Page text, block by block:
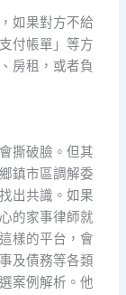
如果對方不給
付帳單」等方
房租，或者負
撕破臉。但其
鎮市區調解委
出共識。如果
的家事律師就
樣的平台，會
及債務等各類
案例解析。他